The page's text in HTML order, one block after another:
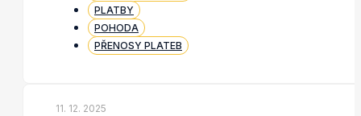
PLATBY
POHODA
PŘENOSY PLATEB
11. 12. 2025